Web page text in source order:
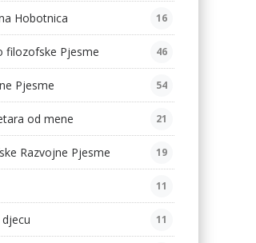
Hobotnica 16
filozofske Pjesme 46
Pjesme 54
od mene 21
Razvojne Pjesme 19
11
11